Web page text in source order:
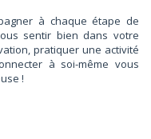
à chaque étape de
sentir bien dans votre
pratiquer une activité
à soi-même vous
!